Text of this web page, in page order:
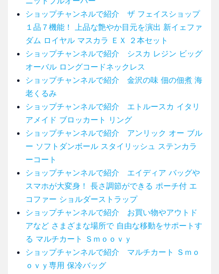
ショップチャンネルで紹介 ザ フェイスショップ
１品７機能！ 上品な艶やか目元を演出 新イェファ
ダム ロイヤル マスカラ ＥＸ ２本セット
ショップチャンネルで紹介 シスカ レジン ビッグ
オーバル ロングコードネックレス
ショップチャンネルで紹介 金沢の味 佃の佃煮 海
老くるみ
ショップチャンネルで紹介 エトルースカ イタリ
アメイド ブロッカート リング
ショップチャンネルで紹介 アンリック オー ブル
ー ソフトダンボール スタイリッシュ ステンカラ
ーコート
ショップチャンネルで紹介 エイディア バッグや
スマホが大変身！ 長さ調節ができる ポーチ付 エ
コファー ショルダーストラップ
ショップチャンネルで紹介 お買い物やアウトド
アなど さまざまな場所で 自由な移動をサポートす
る マルチカート Ｓｍｏｏｖｙ
ショップチャンネルで紹介 マルチカート Ｓｍｏ
ｏｖｙ専用 保冷バッグ